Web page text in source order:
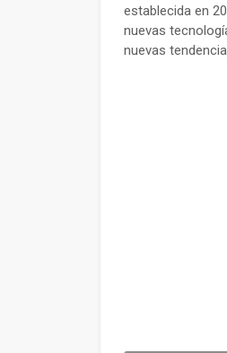
establecida en
nuevas
nuevas